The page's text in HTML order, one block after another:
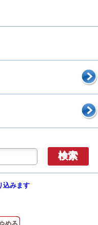
検索
込みます